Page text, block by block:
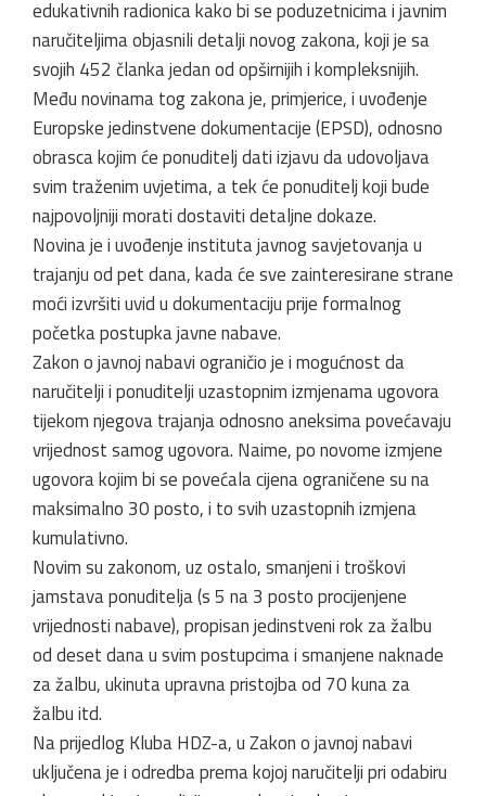
edukativnih radionica kako bi se poduzetnicima i javnim
naručiteljima objasnili detalji novog zakona, koji je sa
svojih 452 članka jedan od opširnijih i kompleksnijih.
Među novinama tog zakona je, primjerice, i uvođenje
Europske jedinstvene dokumentacije (EPSD), odnosno
obrasca kojim će ponuditelj dati izjavu da udovoljava
svim traženim uvjetima, a tek će ponuditelj koji bude
najpovoljniji morati dostaviti detaljne dokaze.
Novina je i uvođenje instituta javnog savjetovanja u
trajanju od pet dana, kada će sve zainteresirane strane
moći izvršiti uvid u dokumentaciju prije formalnog
početka postupka javne nabave.
Zakon o javnoj nabavi ograničio je i mogućnost da
naručitelji i ponuditelji uzastopnim izmjenama ugovora
tijekom njegova trajanja odnosno aneksima povećavaju
vrijednost samog ugovora. Naime, po novome izmjene
ugovora kojim bi se povećala cijena ograničene su na
maksimalno 30 posto, i to svih uzastopnih izmjena
kumulativno.
Novim su zakonom, uz ostalo, smanjeni i troškovi
jamstava ponuditelja (s 5 na 3 posto procijenjene
vrijednosti nabave), propisan jedinstveni rok za žalbu
od deset dana u svim postupcima i smanjene naknade
za žalbu, ukinuta upravna pristojba od 70 kuna za
žalbu itd.
Na prijedlog Kluba HDZ-a, u Zakon o javnoj nabavi
uključena je i odredba prema kojoj naručitelji pri odabiru